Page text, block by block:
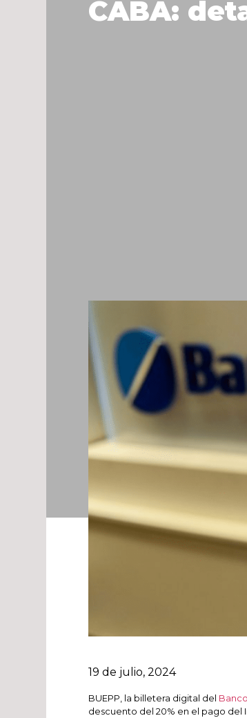
CABA:
19 de julio, 2024
BUEPP, la billetera digital del
descuento del 20% en el pago del